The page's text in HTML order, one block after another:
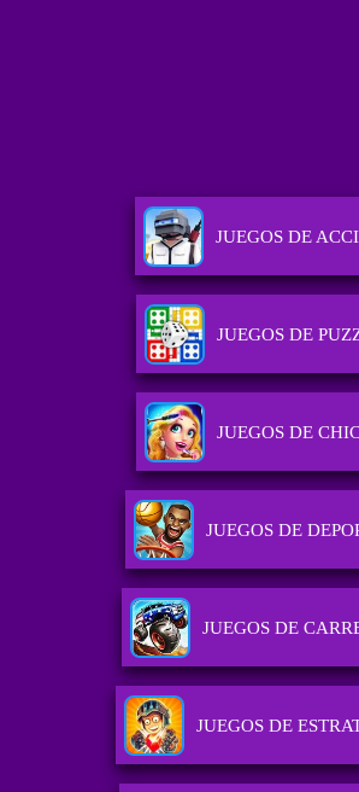
JUEGOS DE
JUEGOS DE
JUEGOS DE
JUEGOS DE
JUEGOS DE
JUEGOS DE